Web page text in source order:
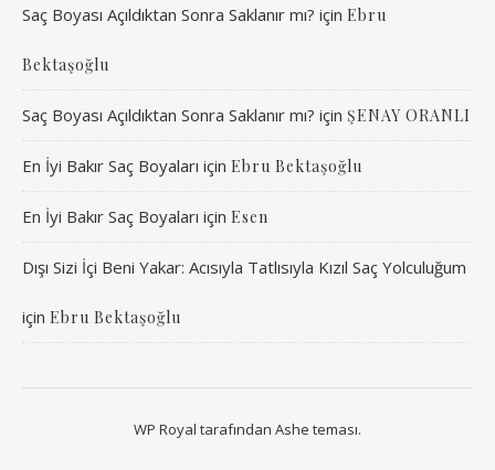
Saç Boyası Açıldıktan Sonra Saklanır mı? için Ebru
Bektaşoğlu
Saç Boyası Açıldıktan Sonra Saklanır mı? için ŞENAY ORANLI
En İyi Bakır Saç Boyaları için Ebru Bektaşoğlu
En İyi Bakır Saç Boyaları için Esen
Dışı Sizi İçi Beni Yakar: Acısıyla Tatlısıyla Kızıl Saç Yolculuğum
için Ebru Bektaşoğlu
WP Royal tarafından Ashe teması.